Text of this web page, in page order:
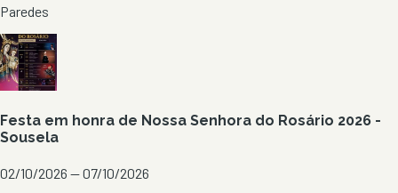
Paredes
Festa em honra de Nossa Senhora do Rosário 2026 -
Sousela
02/10/2026 — 07/10/2026